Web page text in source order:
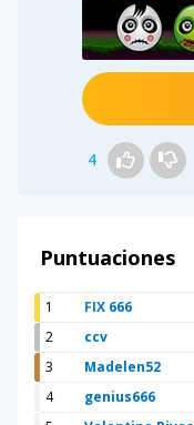
4
Puntuaciones
1 FIX 666
2
ccv
3
Madelen52
4
genius666